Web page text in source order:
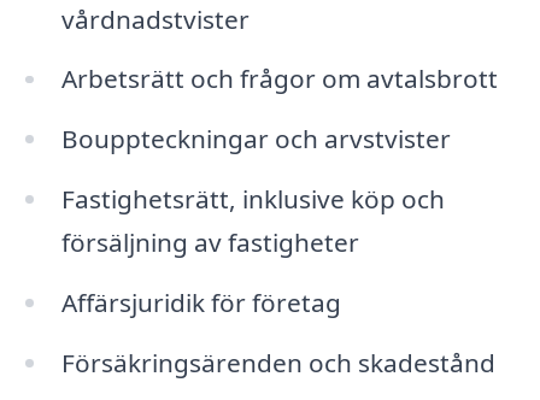
vårdnadstvister
Arbetsrätt och frågor om avtalsbrott
Bouppteckningar och arvstvister
Fastighetsrätt, inklusive köp och
försäljning av fastigheter
Affärsjuridik för företag
Försäkringsärenden och skadestånd